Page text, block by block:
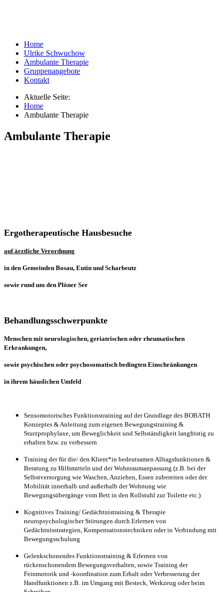
Home
Ulrike Schwuchow
Ambulante Therapie
Gruppenangebote
Kontakt
Aktuelle Seite:
Home
Ambulante Therapie
Ambulante Therapie
Ergotherapeutische Hausbesuche
auf ärztliche Verordnung
in den Gemeinden Bosau, Eutin und Scharbeutz
sowie rund um den Plöner See
Behandlungsschwerpunkte
Menschen mit neurologischen, geriatrischen oder rheumatischen
Erkrankungen,
sowie psychischen oder psychosomatisch bedingten Einschränkungen
in ihrem häuslichen Umfeld
Sensomotorisches Funktionstraining auf der Grundlage des BOBATH
Konzeptes & Anleitung zum eigenen Bewegungstraining &
Sturzprophylaxe, um Beweglichkeit und Selbständigkeit langfristig zu
erhalten bzw. zu verbessern
Training der für die/ den Klient*in bedeutsamen Alltagsfunktionen &
Beratung zu Hilfsmitteln und der Wohnraumanpassung (z.B. bei der
Selbstversorgung wie Waschen, Anziehen, Essen zubereiten oder der
Mobilität innerhalb und außerhalb der Wohnung wie
Bewegungsübergänge vom Bett in den Rollstuhl zur Toilette etc.)
Kognitives Training/ Gedächtnistraining & Therapie
neuropsychologischer Störungen durch Erlernen von
Gedächtnisstrategien, Kompensationstechniken oder in Verbindung mit
Bewegungsschulung
Gelenkschonendes Funktionstraining & Erlernen von
rückenschonendem Bewegungsverhalten, sowie Training der
Feinmotorik und -koordination zum Erhalt oder Verbesserung der
Handfunktionen z.B. im Umgang mit Besteck, Werkzeug oder beim